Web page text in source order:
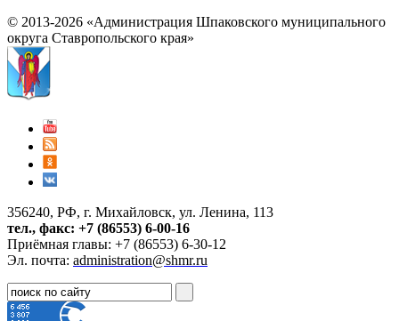
© 2013-2026 «Администрация Шпаковского муниципального
округа Ставропольского края»
356240, РФ, г. Михайловск, ул. Ленина, 113
тел., факс: +7 (86553) 6-00-16
Приёмная главы: +7 (86553) 6-30-12
Эл. почта: administration@shmr.ru